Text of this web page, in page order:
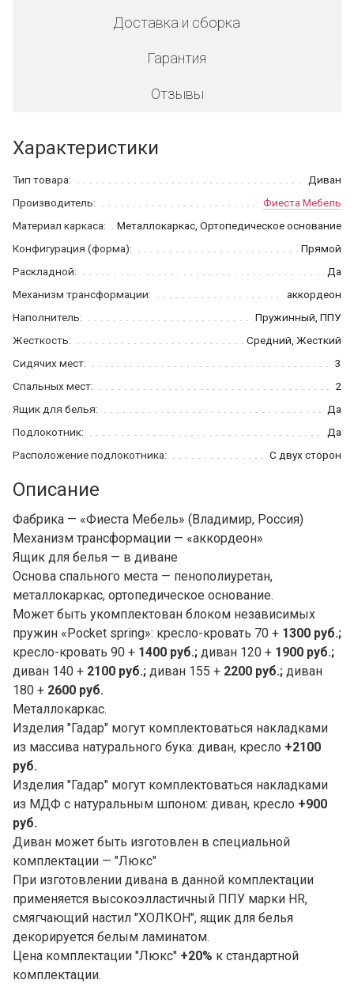
Доставка и сборка
Гарантия
Отзывы
Характеристики
Тип товара:
Диван
Производитель:
Фиеста Мебель
Материал каркаса:
Металлокаркас, Ортопедическое основание
Конфигурация (форма):
Прямой
Раскладной:
Да
Механизм трансформации:
аккордеон
Наполнитель:
Пружинный, ППУ
Жесткость:
Средний, Жесткий
Сидячих мест:
3
Спальных мест:
2
Ящик для белья:
Да
Подлокотник:
Да
Расположение подлокотника:
С двух сторон
Описание
Фабрика — «Фиеста Мебель» (Владимир, Россия)
Механизм трансформации — «аккордеон»
Ящик для белья — в диване
Основа спального места — пенополиуретан,
металлокаркас, ортопедическое основание.
Может быть укомплектован блоком независимых
пружин «Pocket spring»: кресло-кровать 70 + 1300 руб.;
кресло-кровать 90 + 1400 руб.; диван 120 + 1900 руб.;
диван 140 + 2100 руб.; диван 155 + 2200 руб.; диван
180 + 2600 руб.
Металлокаркас.
Изделия "Гадар" могут комплектоваться накладками
из массива натурального бука: диван, кресло +2100
руб.
Изделия "Гадар" могут комплектоваться накладками
из МДФ с натуральным шпоном: диван, кресло +900
руб.
Диван может быть изготовлен в специальной
комплектации — "Люкс"
При изготовлении дивана в данной комплектации
применяется высокоэлластичный ППУ марки HR,
смягчающий настил "ХОЛКОН", ящик для белья
декорируется белым ламинатом.
Цена комплектации "Люкс" +20% к стандартной
комплектации.